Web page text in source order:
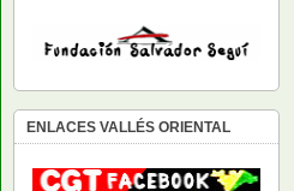
ENLACES VALLÉS ORIENTAL